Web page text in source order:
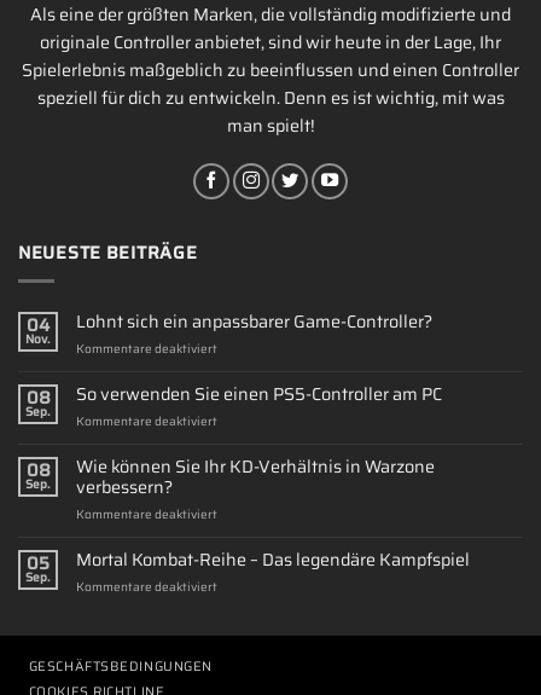
Als eine der größten Marken, die vollständig modifizierte und
originale Controller anbietet, sind wir heute in der Lage, Ihr
Spielerlebnis maßgeblich zu beeinflussen und einen Controller
speziell für dich zu entwickeln. Denn es ist wichtig, mit was
man spielt!
NEUESTE BEITRÄGE
04
Nov.
Lohnt sich ein anpassbarer Game-Controller?
Kommentare deaktiviertfür
sich
ein
anpassbarer
Controller?
08
Sep.
So verwenden Sie einen PS5-Controller am PC
Kommentare deaktiviertfür
verwenden
Sie
PS5-
am
08
Sep.
Wie können Sie Ihr KD-Verhältnis in Warzone
verbessern?
Kommentare deaktiviertfür
können
Sie
Ihr
05
Sep.
Mortal Kombat-Reihe – Das legendäre Kampfspiel
Kommentare deaktiviertfür
GESCHÄFTSBEDINGUNGEN